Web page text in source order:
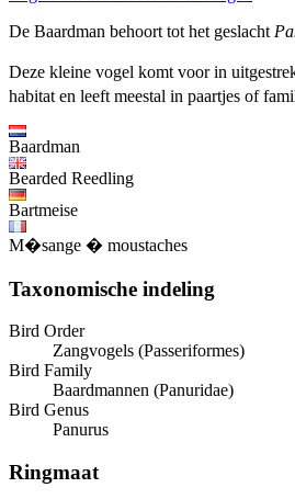
De Baardman behoort tot het geslacht
Deze kleine vogel komt voor in
habitat en leeft meestal in paartjes of
Baardman
Bearded Reedling
Bartmeise
M�sange � moustaches
Taxonomische indeling
Bird Order
Zangvogels (Passeriformes)
Bird Family
Baardmannen (Panuridae)
Bird Genus
Panurus
Ringmaat